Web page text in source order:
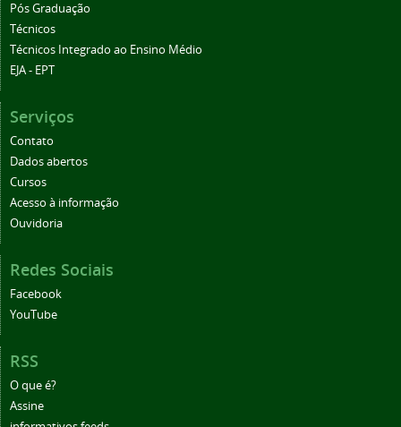
Pós Graduação
Técnicos
Técnicos Integrado ao Ensino Médio
EJA - EPT
Serviços
Contato
Dados abertos
Cursos
Acesso à informação
Ouvidoria
Redes Sociais
Facebook
YouTube
RSS
O que é?
Assine